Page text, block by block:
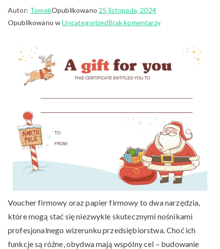
Autor: TomekOpublikowano 25 listopada, 2024
Opublikowano wUncategorizedBrak komentarzydo
–
w
komunikacji
Voucher firmowy oraz papier firmowy to dwa narzędzia,
które mogą stać się niezwykle skutecznymi nośnikami
profesjonalnego wizerunku przedsiębiorstwa. Choć ich
funkcje są różne, obydwa mają wspólny cel – budowanie